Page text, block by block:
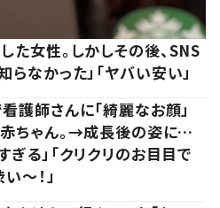
た女性。しかしその後、SNS
なかった」「ヤバい安い」
護師さんに「綺麗なお顔」
ちゃん。→成長後の姿に…
ぎる」「クリクリのお目目で
～！」